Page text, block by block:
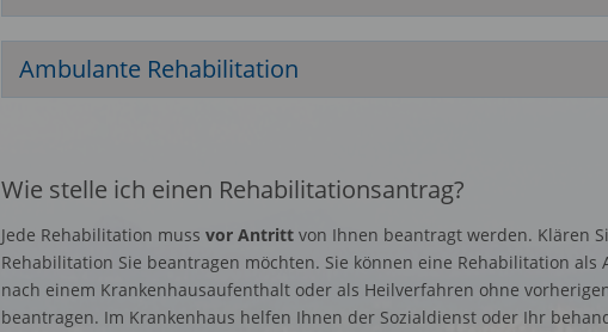
Ambulante Rehabilitation
Wie stelle ich einen Rehabilitationsantrag?
Jede Rehabilitation muss vor Antritt von Ihnen beantragt werden. Klären
Rehabilitation Sie beantragen möchten. Sie können eine Rehabilitation
nach einem Krankenhausaufenthalt oder als Heilverfahren ohne
beantragen. Im Krankenhaus helfen Ihnen der Sozialdienst oder Ihr